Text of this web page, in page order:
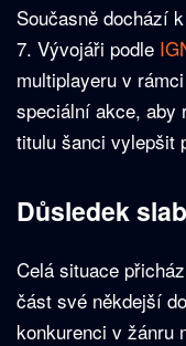
Současně dochází
7. Vývojáři podle
multiplayeru v
speciální akce, aby
titulu šanci vylepšit
Důsledek
Celá situace
část své někdejší
konkurenci v žánru